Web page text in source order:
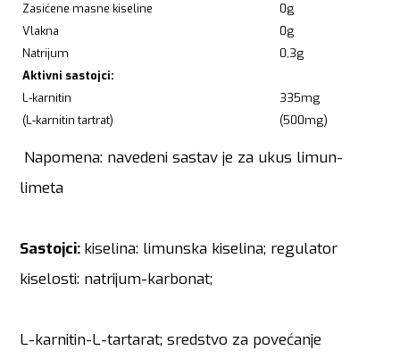
Zasićene masne kiseline
0g
Vlakna
0g
Natrijum
0,3g
Aktivni sastojci:
L-karnitin
335mg
(L-karnitin tartrat)
(500mg)
Napomena: navedeni sastav je za ukus limun-
limeta
Sastojci: kiselina: limunska kiselina; regulator
kiselosti: natrijum-karbonat;
L-karnitin-L-tartarat; sredstvo za povećanje